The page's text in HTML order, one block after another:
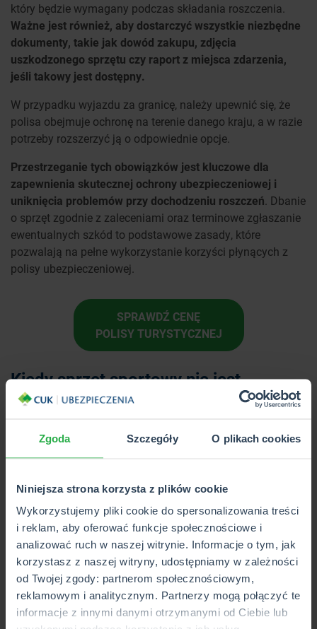
Zgoda Szczegóły O plikach cookies
Niniejsza strona korzysta z plików cookie
Wykorzystujemy pliki cookie do spersonalizowania treści
i reklam, aby oferować funkcje społecznościowe i
analizować ruch w naszej witrynie. Informacje o tym, jak
korzystasz z naszej witryny, udostępniamy w zależności
od Twojej zgody: partnerom społecznościowym,
reklamowym i analitycznym. Partnerzy mogą połączyć te
informacje z innymi danymi otrzymanymi od Ciebie lub
który będzie wymagany podczas składania roszczenia.
Ważne jest również, aby dostarczyć wszystkie niezbędne
dokumenty, takie jak dowód zakupu, zdjęcia
uszkodzonego sprzętu czy raport z miejsca zdarzenia,
jeśli takowy jest dostępny.
W przypadku wyjazdu za granicę, należy upewnić się, że
polisa obejmuje ochronę na terenie danego kraju, a w razie
potrzeby rozszerzyć ją o odpowiednie opcje.
Przestrzeganie tych obowiązków jest kluczowe dla
zapewnienia skutecznej ochrony ubezpieczeniowej i
uniknięcia problemów przy dochodzeniu roszczeń. Dbanie
o sprzęt zgodnie z zaleceniami oraz terminowe zgłaszanie
ewentualnych szkód to podstawowe zasady, które
pozwalają na pełne wykorzystanie korzyści płynących z
polisy ubezpieczeniowej.
SPRAWDŹ CENĘ
POLISY TURYSTYCZNEJ
Kiedy sprzęt sportowy nie jest
chroniony polisą?
Pomimo szerokiej ochrony, którą zapewnia
otrzymać odszkodowania.
Do najważniejszych wyłączeń odpowiedzialności należy
zaliczyć sytuacje, w których szkoda została spowodowana
umyślnie przez ubezpieczonego lub osoby, z którymi
mieszka, albo wynikała z rażącego niedbalstwa. Ponadto,
polisa nie chroni sprzętu, który został uszkodzony wskutek
uczestnictwa w rozruchach, zamieszkach, strajkach czy
aktach terroru.